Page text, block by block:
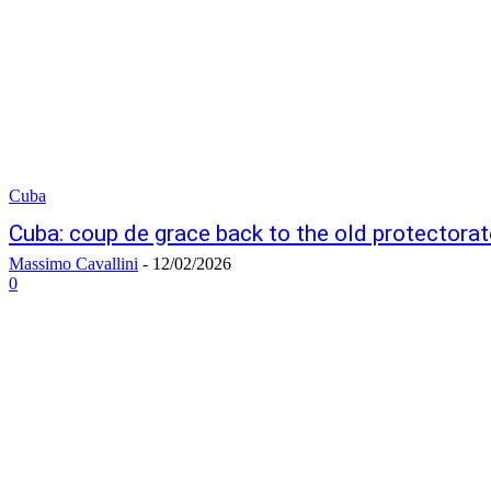
Cuba
Cuba: coup de grace back to the old
Massimo Cavallini - 12/02/2026
0